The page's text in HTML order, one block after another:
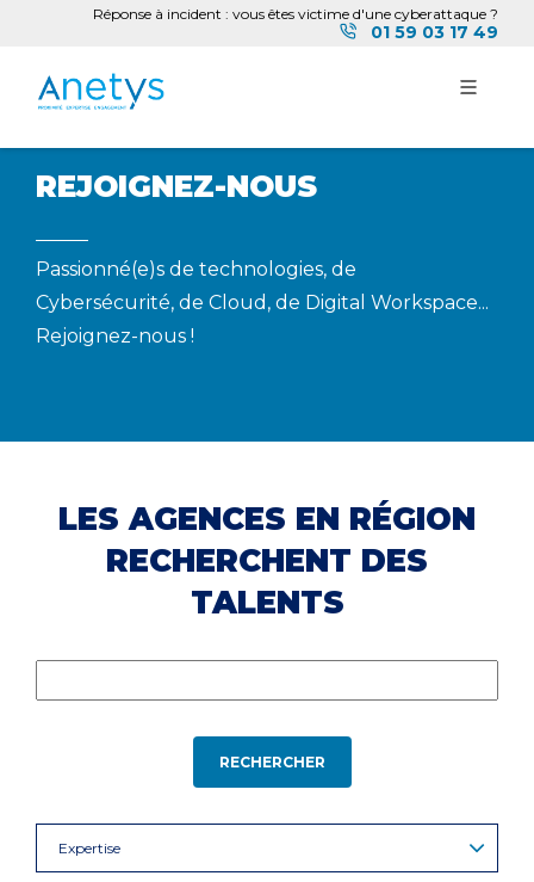
Réponse à incident : vous êtes victime d'une cyberattaque ?
01 59 03 17 49
REJOIGNEZ-NOUS
Passionné(e)s de technologies, de
Cybersécurité, de Cloud, de Digital Workspace...
Rejoignez-nous !
LES AGENCES EN RÉGION
RECHERCHENT DES
TALENTS
RECHERCHER
Expertise